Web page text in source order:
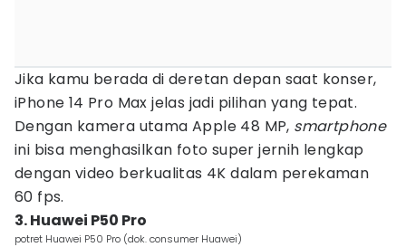
Jika kamu berada di deretan depan saat konser,
iPhone 14 Pro Max jelas jadi pilihan yang tepat.
Dengan kamera utama Apple 48 MP, smartphone
ini bisa menghasilkan foto super jernih lengkap
dengan video berkualitas 4K dalam perekaman
60 fps.
3. Huawei P50 Pro
potret Huawei P50 Pro (dok. consumer Huawei)